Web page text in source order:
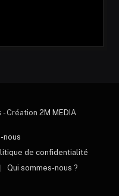
Création 2M MEDIA
nous
de confidentialité
Qui sommes-nous ?